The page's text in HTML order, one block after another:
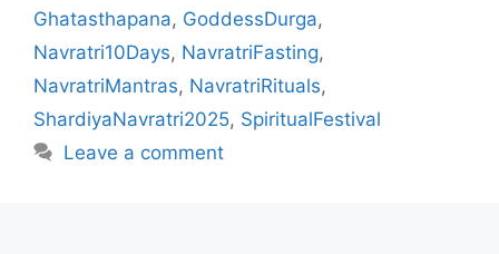
Ghatasthapana, GoddessDurga,
Navratri10Days, NavratriFasting,
NavratriMantras, NavratriRituals,
ShardiyaNavratri2025, SpiritualFestival
Leave a comment